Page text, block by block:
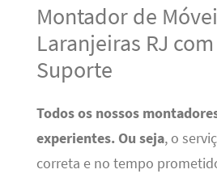
Montador de
Laranjeiras RJ
Suporte
Todos os nossos
experientes. Ou seja, o
correta e no tempo